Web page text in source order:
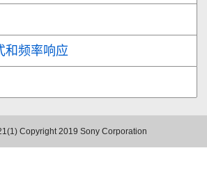
和频率响应
Copyright 2019 Sony Corporation